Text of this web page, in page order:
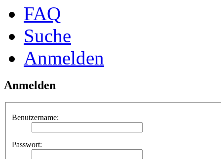
FAQ
Suche
Anmelden
Anmelden
Benutzername:
Passwort: